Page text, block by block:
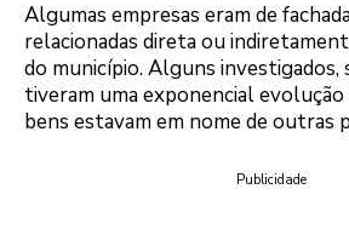
Algumas empresas eram de
relacionadas direta ou
do município. Alguns investigados,
tiveram uma exponencial
bens estavam em nome de outras
Publicidade